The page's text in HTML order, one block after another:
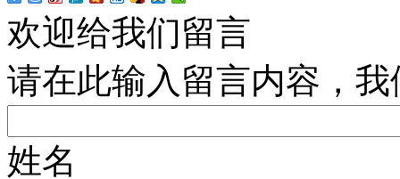
欢迎给我们留言
请在此输入留言内容，
姓名